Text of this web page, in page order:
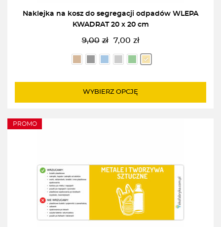
Naklejka na kosz do segregacji odpadów WLEPA
KWADRAT 20 x 20 cm
9,00 zł
Pierwotna
cena
wynosiła:
7,00 zł
Aktualna
cena
wynosi:
WYBIERZ OPCJĘ
PROMO